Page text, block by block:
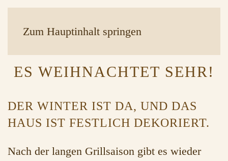
Zum Hauptinhalt springen
ES WEIHNACHTET SEHR!
DER WINTER IST DA, UND DAS
HAUS IST FESTLICH DEKORIERT.
Nach der langen Grillsaison gibt es wieder